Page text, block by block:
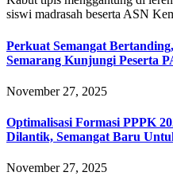
siswi madrasah beserta ASN
Perkuat Semangat
Semarang Kunjungi Peserta
November 27, 2025
Optimalisasi Formasi PPPK
Dilantik, Semangat Baru
November 27, 2025